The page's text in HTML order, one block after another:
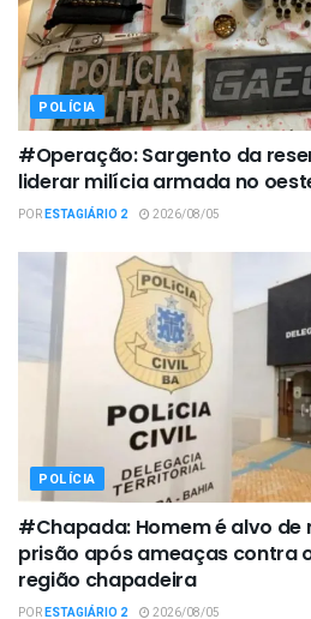
POLÍCIA
#Operação: Sargento da
liderar milícia armada no
PORESTAGIÁRIO 2 2026/08/05
POLÍCIA
#Chapada: Homem é alvo
prisão após ameaças contra
região chapadeira
PORESTAGIÁRIO 2 2026/08/05